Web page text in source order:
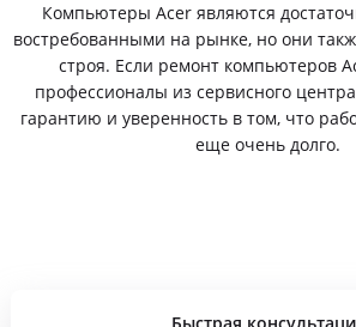
Компьютеры Acer являются
востребованными на рынке, но они
строя. Если ремонт компьютеров
профессионалы из сервисного
гарантию и уверенность в том, что
еще очень долго.